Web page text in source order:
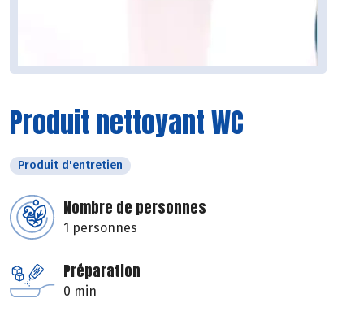
Produit nettoyant WC
Produit d'entretien
Nombre de personnes
1 personnes
Préparation
0 min